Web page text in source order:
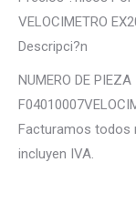
VELOCIMETRO
Descripci?n
NUMERO DE PIEZA
Facturamos todos
incluyen IVA.